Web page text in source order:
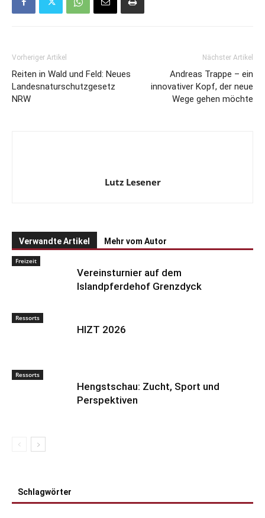
Vorheriger Artikel
Reiten in Wald und Feld: Neues
Landesnaturschutzgesetz
NRW
Nächster Artikel
Andreas Trappe – ein
innovativer Kopf, der neue
Wege gehen möchte
Lutz Lesener
Verwandte Artikel Mehr vom Autor
Freizeit
Vereinsturnier auf dem
Islandpferdehof Grenzdyck
Ressorts
HIZT 2026
Ressorts
Hengstschau: Zucht, Sport und
Perspektiven
Schlagwörter